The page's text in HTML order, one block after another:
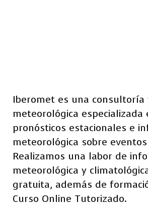
Iberomet es una
meteorológica especializada
pronósticos estacionales e
meteorológica sobre
Realizamos una labor de
meteorológica y
gratuita, además de
Curso Online Tutorizado.